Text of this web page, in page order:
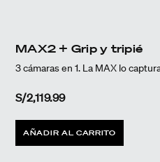
MAX2 + Grip y tripié
S/2,119.99
AÑADIR AL CARRITO